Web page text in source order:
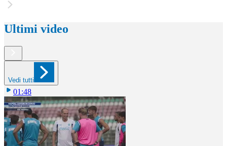
Ultimi video
Vedi tutti
01:48